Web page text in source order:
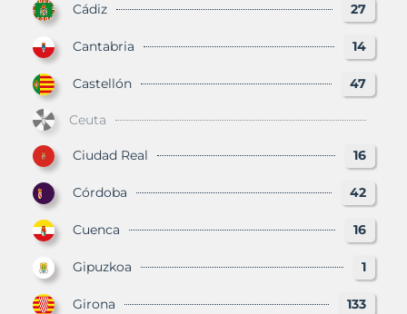
Cádiz 27
Cantabria 14
Castellón 47
Ceuta
Ciudad Real 16
Córdoba 42
Cuenca 16
Gipuzkoa 1
Girona 133